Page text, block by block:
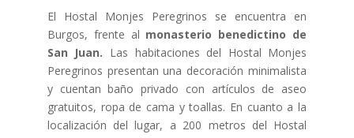
El Hostal Monjes Peregrinos se encuentra en
Burgos, frente al monasterio benedictino de
San Juan. Las habitaciones del Hostal Monjes
Peregrinos presentan una decoración minimalista
y cuentan baño privado con artículos de aseo
gratuitos, ropa de cama y toallas. En cuanto a la
localización del lugar, a 200 metros del Hostal